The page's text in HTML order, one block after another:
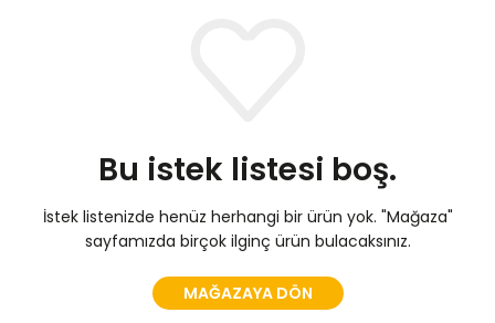
Bu istek listesi boş.
İstek listenizde henüz herhangi bir ürün yok. "Mağaza"
sayfamızda birçok ilginç ürün bulacaksınız.
MAĞAZAYA DÖN